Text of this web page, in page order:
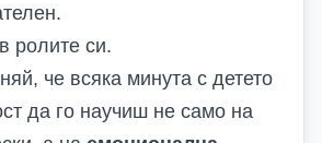
ролите си.
че всяка минута с детето
да го научиш не само на